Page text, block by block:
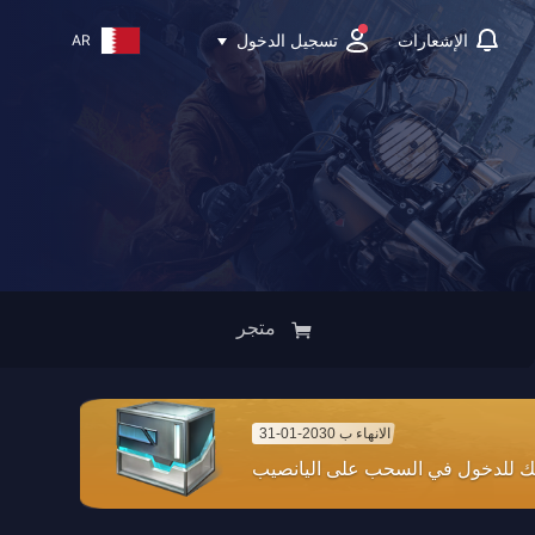
الإشعارات تسجيل الدخول AR
متجر
الانهاء ب 2030-01-31